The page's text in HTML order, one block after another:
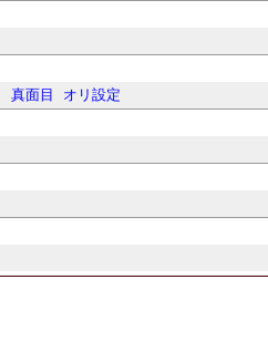
真面目
オリ設定